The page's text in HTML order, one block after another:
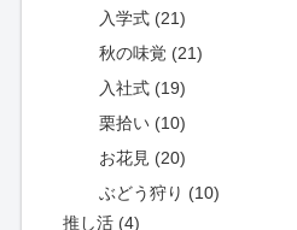
入学式 (21)
秋の味覚 (21)
入社式 (19)
栗拾い (10)
お花見 (20)
ぶどう狩り (10)
推し活 (4)